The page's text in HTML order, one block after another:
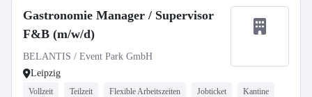
Gastronomie Manager / Supervisor
F&B (m/w/d)
BELANTIS / Event Park GmbH
Leipzig
Vollzeit Teilzeit Flexible Arbeitszeiten Jobticket Kantine